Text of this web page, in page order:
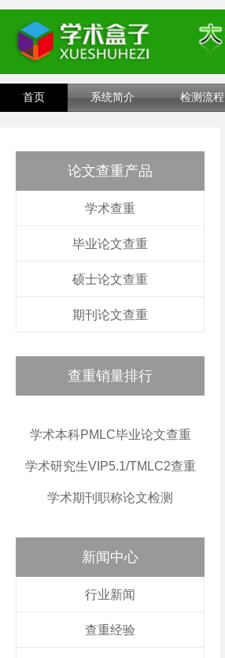
首页 系统简介 检测流程
论文查重产品
学术查重
毕业论文查重
硕士论文查重
期刊论文查重
查重销量排行
学术本科PMLC毕业论文查重
学术研究生VIP5.1/TMLC2查重
学术期刊职称论文检测
新闻中心
行业新闻
查重经验